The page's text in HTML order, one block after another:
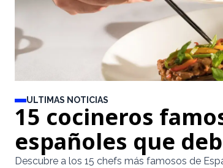
ULTIMAS NOTICIAS
15 cocineros
españoles que
Descubre a los 15 chefs más famosos de